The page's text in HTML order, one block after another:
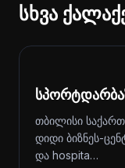
სხვა
თბილისი
დიდი ბიზნეს-
და hospita…